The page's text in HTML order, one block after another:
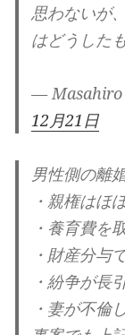
思わないが
はどうした
— Masahiro
12月21日
男性側の離
・親権はほ
・養育費を
・財産分与
・紛争が長
・妻が不倫